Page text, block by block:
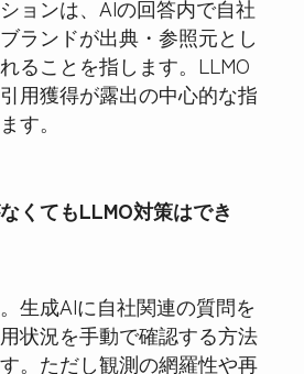
ョンは、AIの回答内で自社
ランドが出典・参照元とし
ることを指します。LLMO
用獲得が露出の中心的な指
す。
くてもLLMO対策はでき
生成AIに自社関連の質問を
状況を手動で確認する方法
。ただし観測の網羅性や再